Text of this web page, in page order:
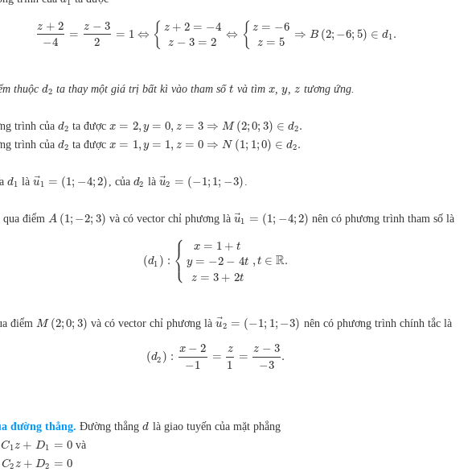
1
z + 2
−4
=
z − 3
2
= 1 ⇔ { z + 2 = −4
z − 3 = 2
⇔ { z = −6
z = 5
⇒ B (2; −6; 5) ∈ d1.
thuộc d2 ta thay một giá trị bất kì vào tham sốt và tìm x,y, z tương ứng.
trình củad2 ta đượcx = 2, y = 0, z = 3 ⇒ M (2; 0; 3) ∈ d2.
trình củad2 ta đượcx = 1, y = 1, z = 0 ⇒ N (1; 1;0) ∈ d2.
d1 làu⃗1 = (1; −4;2) , của d2 là u⃗2 = (−1; 1; −3) .
qua điểmA (1; −2; 3) và có vector chỉ phương là u⃗1 = (1; −4;2) nên có phương trình tham số là
(d1 ) : ⎧
⎩
⎨ x = 1 + t
y = −2 − 4t
z = 3 + 2t
, t ∈ R.
điểm M (2;0; 3) và có vector chỉ phương làu⃗2 = (−1; 1; −3) nên có phương trình chính tắc là
(d2 ) :
x − 2
−1
=
z
1
=
z − 3
−3
.
đường thẳng. Đường thẳng d là giao tuyến của mặt phẳng
C1z + D1 = 0 và
C2z + D2 = 0